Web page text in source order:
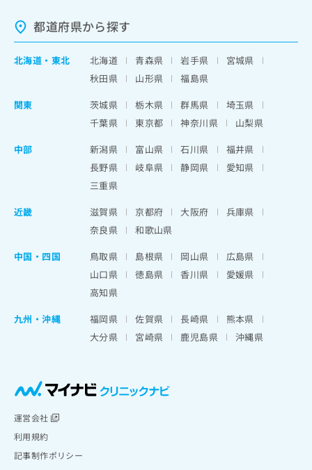
都道府県から探す
北海道 ・ 東北 北海道 青森県 岩手県
宮城県
秋田県
山形県
福島県
関東
茨城県 栃木県 群馬県
埼玉県
千葉県
東京都 神奈川県
山梨県
中部
新潟県 富山県 石川県
福井県
長野県
岐阜県 静岡県
愛知県
三重県
近畿
滋賀県 京都府 大阪府
兵庫県
奈良県
和歌山県
中国・四国
鳥取県 島根県 岡山県
広島県
山口県
徳島県 香川県
愛媛県
高知県
九州・沖縄
福岡県 佐賀県 長崎県
熊本県
大分県
宮崎県 鹿児島県 沖縄県
運営会社
利用規約
記事制作ポリシー